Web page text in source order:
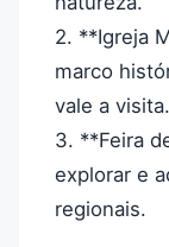
2. **Igreja
marco
vale a visita.
3. **Feira
explorar e
regionais.